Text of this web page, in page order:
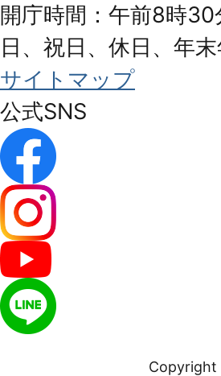
開庁時間：午前8時
日、祝日、休日、年末
サイトマップ
公式SNS
Copyright